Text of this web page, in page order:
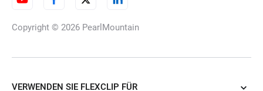
Copyright © 2026 PearlMountain
VERWENDEN SIE FLEXCLIP FÜR